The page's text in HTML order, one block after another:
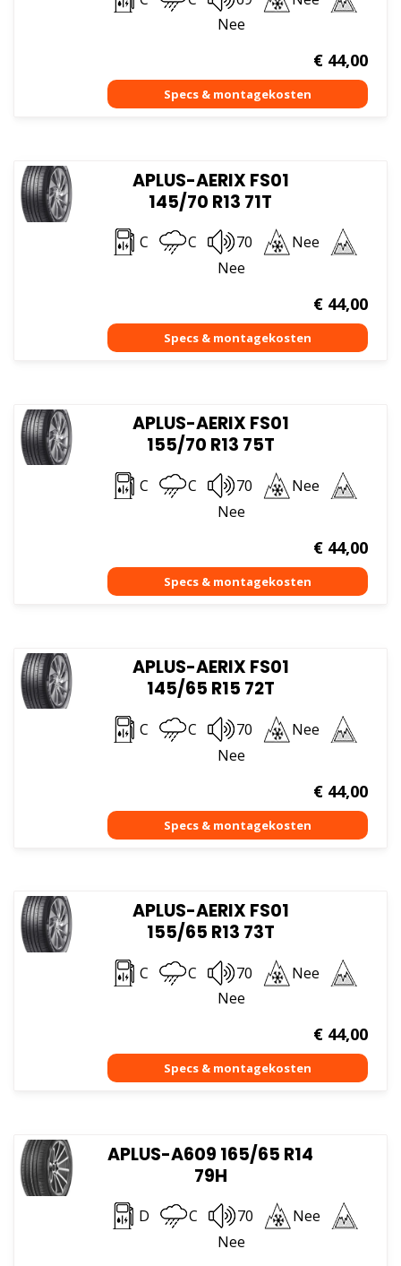
Nee
€44,00
APLUS-AERIX FS01
145/70 R13 71T
C C 70
Nee
Nee
€44,00
APLUS-AERIX FS01
155/70 R13 75T
C C 70
Nee
Nee
€44,00
APLUS-AERIX FS01
145/65 R15 72T
C C 70
Nee
Nee
€44,00
APLUS-AERIX FS01
155/65 R13 73T
C C 70
Nee
Nee
€44,00
APLUS-A609 165/65 R14
79H
D C 70
Nee
Nee